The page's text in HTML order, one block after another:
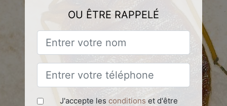
OU ÊTRE RAPPELÉ
J'accepte les conditions et d'être